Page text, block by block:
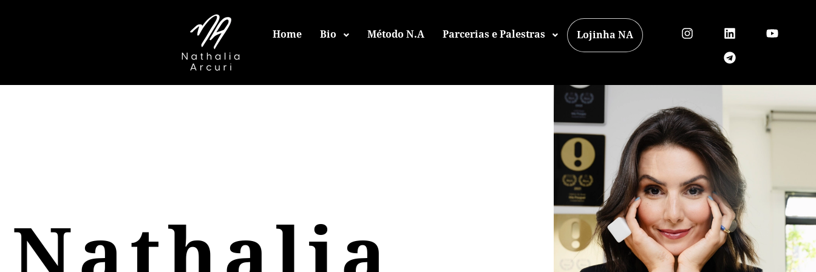
Home Bio Método N.A Parcerias e Palestras Lojinha NA